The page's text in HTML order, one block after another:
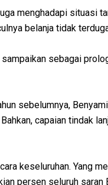
menghadapi situasi
belanja tidak
sebagai
sebelumnya,
capaian tindak
keseluruhan. Yang
persen seluruh saran